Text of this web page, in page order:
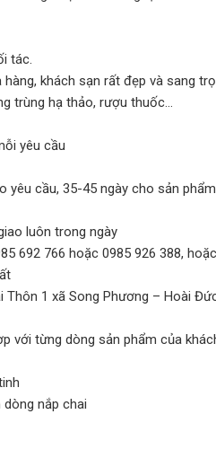
tác.
khách sạn rất đẹp và sang
trùng hạ thảo, rượu thuốc…
yêu cầu
yêu cầu, 35-45 ngày cho sản
luôn trong ngày
692 766 hoặc 0985 926 388,
1 xã Song Phương – Hoài
với từng dòng sản phẩm của
nắp chai